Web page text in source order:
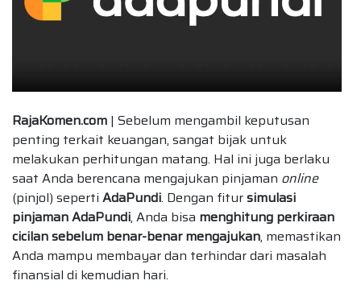
RajaKomen.com | Sebelum mengambil keputusan
penting terkait keuangan, sangat bijak untuk
melakukan perhitungan matang. Hal ini juga berlaku
saat Anda berencana mengajukan pinjaman online
(pinjol) seperti AdaPundi. Dengan fitursimulasi
pinjaman AdaPundi, Anda bisa menghitung perkiraan
cicilan sebelum benar-benar mengajukan, memastikan
Anda mampu membayar dan terhindar dari masalah
finansial di kemudian hari.